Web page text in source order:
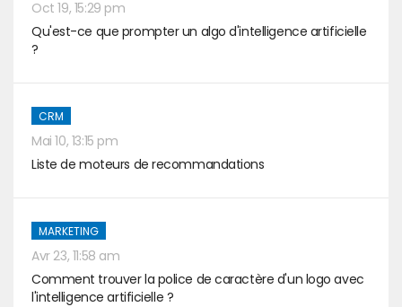
Oct 19, 15:29 pm
Qu'est-ce que prompter un algo d'intelligence artificielle
?
CRM
Mai 10, 13:15 pm
Liste de moteurs de recommandations
MARKETING
Avr 23, 11:58 am
Comment trouver la police de caractère d'un logo avec
l'intelligence artificielle ?